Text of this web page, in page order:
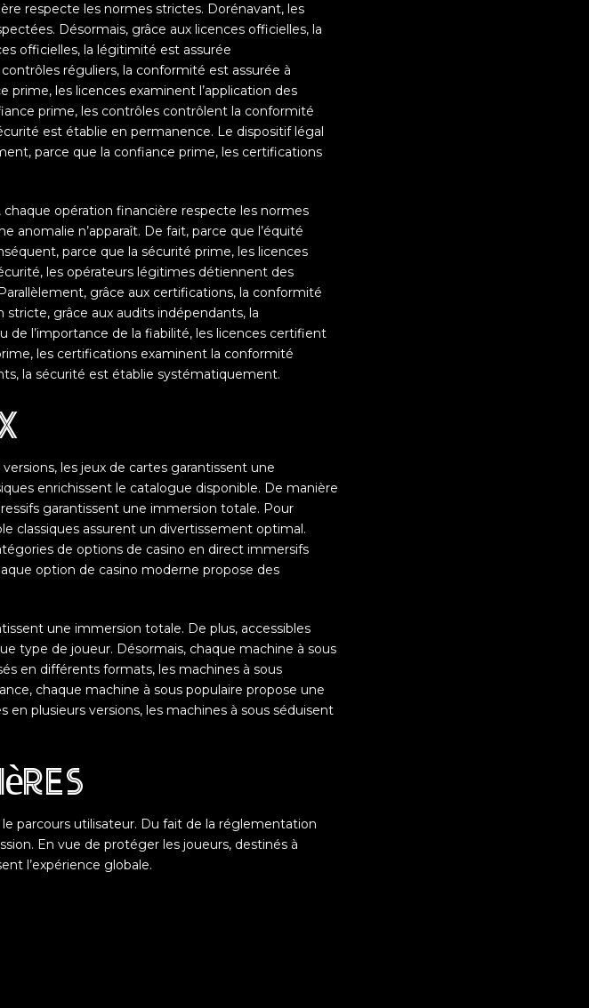
respecte les normes strictes. Dorénavant, les
Désormais, grâce aux licences officielles, la
officielles, la légitimité est assurée
réguliers, la conformité est assurée à
prime, les licences examinent l’application des
prime, les contrôles contrôlent la conformité
est établie en permanence. Le dispositif légal
parce que la confiance prime, les certifications
opération financière respecte les normes
anomalie n’apparaît. De fait, parce que l’équité
parce que la sécurité prime, les licences
les opérateurs légitimes détiennent des
grâce aux certifications, la conformité
grâce aux audits indépendants, la
l’importance de la fiabilité, les licences certifient
les certifications examinent la conformité
la sécurité est établie systématiquement.
les jeux de cartes garantissent une
enrichissent le catalogue disponible. De manière
garantissent une immersion totale. Pour
classiques assurent un divertissement optimal.
de options de casino en direct immersifs
option de casino moderne propose des
une immersion totale. De plus, accessibles
type de joueur. Désormais, chaque machine à sous
en différents formats, les machines à sous
chaque machine à sous populaire propose une
en plusieurs versions, les machines à sous séduisent
parcours utilisateur. Du fait de la réglementation
En vue de protéger les joueurs, destinés à
l’expérience globale.